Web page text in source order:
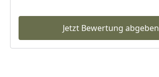
Jetzt Bewertung abgeben